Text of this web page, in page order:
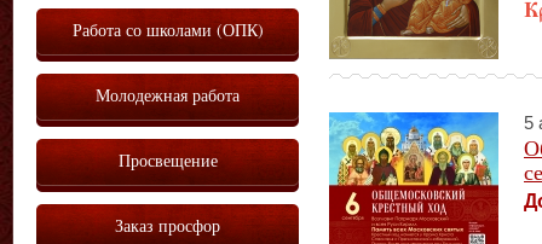
5
Работа со школами (ОПК)
Молодежная работа
Просвещение
Заказ просфор